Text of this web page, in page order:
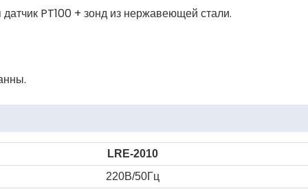
PT100 + зонд из нержавеющей стали.
LRE-2010
220В/50Гц